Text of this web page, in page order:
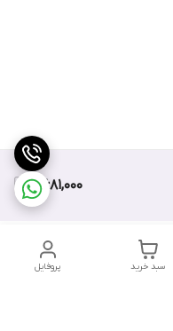
7,681,000
پروفایل سبد خرید